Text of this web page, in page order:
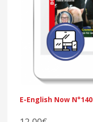
E-English Now N°140